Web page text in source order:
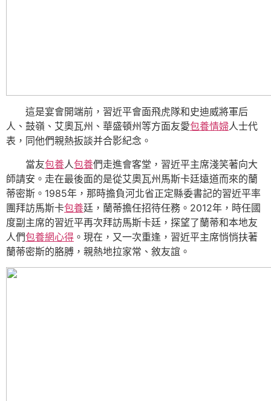
這是宴會開端前，習近平會面飛虎隊和史迪威將軍后
人、鼓嶺、艾奧瓦州、華盛頓州等方面友愛包養情婦人士代
表，同他們親熱扳談并合影紀念。
當友包養人包養們走進會客堂，習近平主席淺笑著向大
師請安。走在最後面的是從艾奧瓦州馬斯卡廷遠道而來的蘭
蒂密斯。1985年，那時擔負河北省正定縣委書記的習近平率
團拜訪馬斯卡包養廷，蘭蒂擔任招待任務。2012年，時任國
度副主席的習近平再次拜訪馬斯卡廷，探望了蘭蒂和本地友
人們包養網心得 。現在，又一次重逢，習近平主席悄悄扶著
蘭蒂密斯的胳膊，親熱地拉家常、敘友誼。